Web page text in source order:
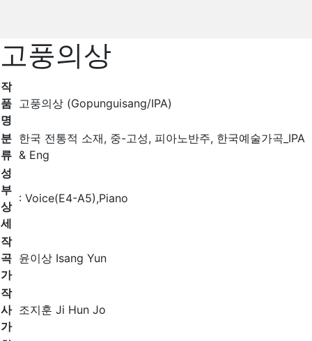
고풍의상
작
품
명
고풍의상 (Gopunguisang/IPA)
분
류
한국 전통적 소재, 중-고성, 피아노반주, 한국예술가곡_IPA
& Eng
성
부
상
세
: Voice(E4-A5),Piano
작
곡
가
윤이상 Isang Yun
작
사
가
조지훈 Ji Hun Jo